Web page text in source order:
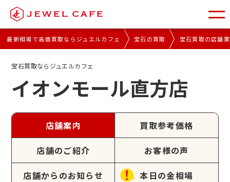
最新相場で高価買取ならジュエルカフェ 宝石の買取 宝石買取の店舗
宝石買取ならジュエルカフェ
イオンモール直方店
店舗案内 買取参考価格
店舗のご紹介 お客様の声
店舗からのお知らせ 本日の金相場